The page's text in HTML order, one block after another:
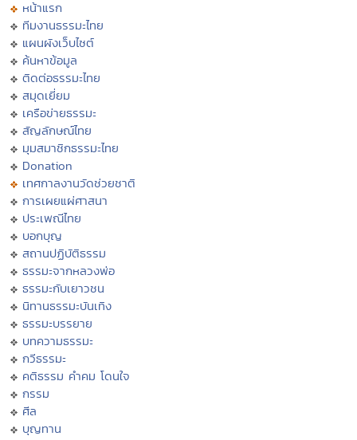
หน้าแรก
ทีมงานธรรมะไทย
แผนผังเว็บไซต์
ค้นหาข้อมูล
ติดต่อธรรมะไทย
สมุดเยี่ยม
เครือข่ายธรรมะ
สัญลักษณ์ไทย
มุมสมาชิกธรรมะไทย
Donation
เทศกาลงานวัดช่วยชาติ
การเผยแผ่ศาสนา
ประเพณีไทย
บอกบุญ
สถานปฏิบัติธรรม
ธรรมะจากหลวงพ่อ
ธรรมะกับเยาวชน
นิทานธรรมะบันเทิง
ธรรมะบรรยาย
บทความธรรมะ
กวีธรรมะ
คติธรรม คำคม โดนใจ
กรรม
ศีล
บุญทาน